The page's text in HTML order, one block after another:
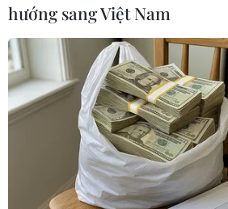
giảm ở hai phiên gần đây và
dịch quanh mức 1.547 USD/
USD/ounce so với phiên trước.
Khi quy đổi, vàng thế giới xấp
đồng/lượng, thấp hơn thương
ty vàng bạc đá quý Sài Gòn
mỗi lượng.
Sáng nay, Ngân hàng Nhà
hướng sang Việt Nam